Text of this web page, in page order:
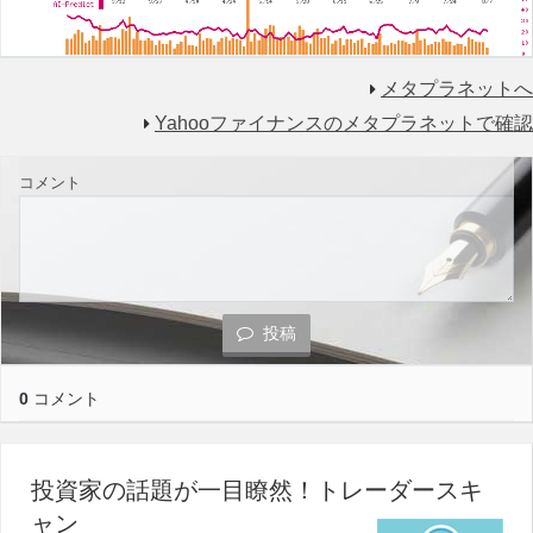
メタプラネットへ
Yahooファイナンスのメタプラネットで確認
コメント
投稿
0 コメント
投資家の話題が一目瞭然！トレーダースキ
ャン